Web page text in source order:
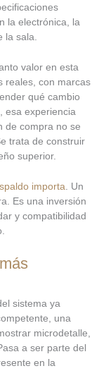
la electrónica, la
la sala.
valor en esta
reales, con marcas
qué cambio
esa experiencia
de compra no se
trata de construir
superior.
importa. Un
Es una inversión
y compatibilidad
sistema ya
una
microdetalle,
a ser parte del
en la